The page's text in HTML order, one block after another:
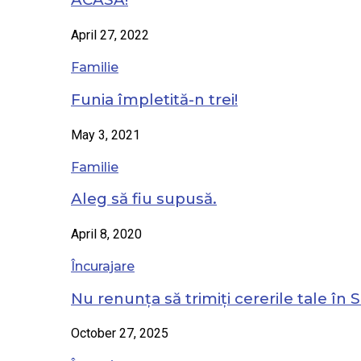
April 27, 2022
Familie
Funia împletită-n trei!
May 3, 2021
Familie
Aleg să fiu supusă.
April 8, 2020
Încurajare
Nu renunța să trimiți cererile tale în
October 27, 2025